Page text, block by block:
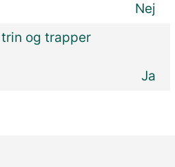
Nej
og trapper
Ja